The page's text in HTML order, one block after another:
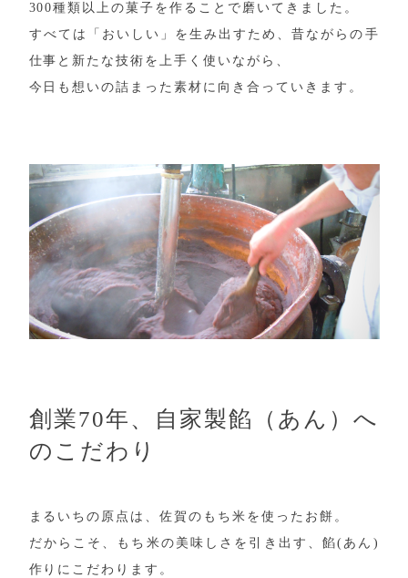
300種類以上の菓子を作ることで磨いてきました。
すべては「おいしい」を生み出すため、昔ながらの手
仕事と新たな技術を上手く使いながら、
今日も想いの詰まった素材に向き合っていきます。
創業70年、自家製餡（あん）へ
のこだわり
まるいちの原点は、佐賀のもち米を使ったお餅。
だからこそ、もち米の美味しさを引き出す、餡(あん)
作りにこだわります。